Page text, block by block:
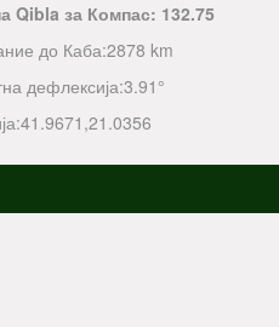
Qibla за Компас: 132.75
до Каба:2878 km
дефлексија:3.91°
41.9671 ,21.0356